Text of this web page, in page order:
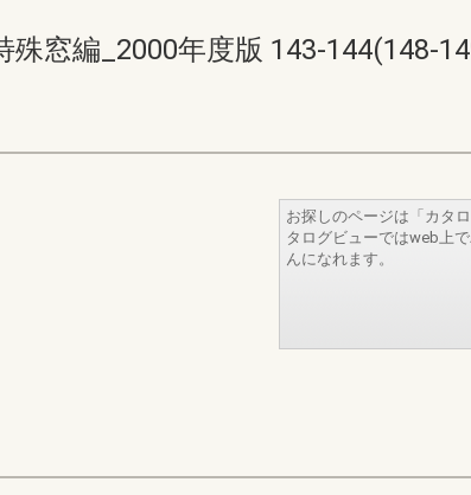
窓編_2000年度版 143-144(148-
お探しのページは「カタ
タログビューではweb上
んになれます。